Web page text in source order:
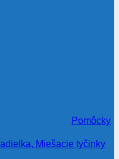
Pomôcky
Miešacie tyčinky